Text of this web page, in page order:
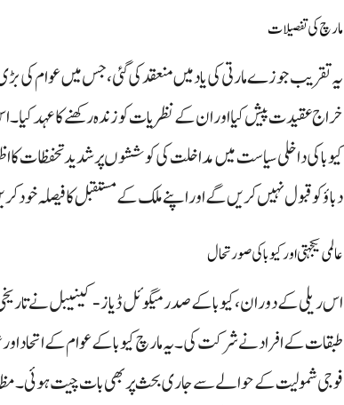
مارچ کی تفصیلات
یہ تقریب جوزے مارتی کی یاد میں منعقد کی گئی، جس میں عوام کی
خراج عقیدت پیش کیا اور ان کے نظریات کو زندہ رکھنے کا عہد
کیوبا کی داخلی سیاست میں مداخلت کی کوششوں پر شدید تحفظات کا
دباؤ کو قبول نہیں کریں گے اور اپنے ملک کے مستقبل کا فیصلہ خود
عالمی یکجہتی اور کیوبا کی صورتحال
اس ریلی کے دوران، کیوبا کے صدر میگوئل ڈیاز-کینیبل نے
طبقات کے افراد نے شرکت کی۔ یہ مارچ کیوبا کے عوام کے اتحاد
فوجی شمولیت کے حوالے سے جاری بحث پر بھی بات چیت ہوئی۔